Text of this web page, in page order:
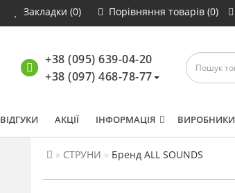
Закладки (0) Порівняння товарів (0)
+38 (095) 639-04-20
+38 (097) 468-78-77
ВІДГУКИ АКЦІЇ ІНФОРМАЦІЯ ВИРОБНИКИ
СТРУНИ Бренд ALL SOUNDS